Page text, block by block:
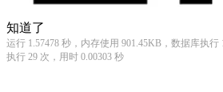
知道了
运行 1.57478 秒，内存使用 901.45KB，数据库执行
执行 29 次，用时 0.00303 秒